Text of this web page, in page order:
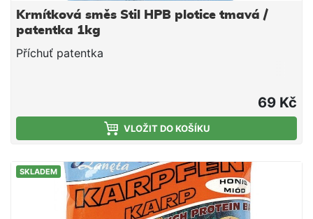
Krmítková směs Stil HPB plotice tmavá /
patentka 1kg
Příchuť patentka
69 Kč
VLOŽIT DO KOŠÍKU
SKLADEM